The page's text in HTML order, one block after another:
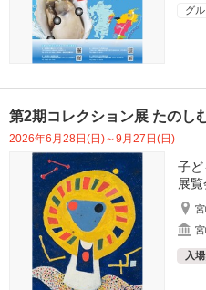
グ
第2期コレクション展 たのし
2026年6月28日(日)～9月27日(日)
子
展覧
入